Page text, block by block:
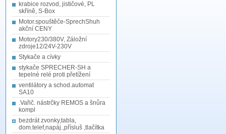
krabice rozvod, jističové, PL
skříně, S-Box
Motor.spouštěče-SprechShuh
akční CENY
Motory230/380V, Záložní
zdroje12/24V-230V
Stykače a cívky
stykače SPRECHER-SH a
tepelné relé proti přetížení
ventilátory a schod.automat
SA10
.Vařič. nástrčky REMOS a šnůra
kompl
bezdrát zvonky,tabla,
dom.telef,napáj.,přísluš ,tlačítka